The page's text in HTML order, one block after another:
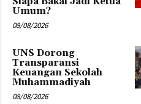
Umum?
08/08/2026
UNS Dorong
Transparansi
Keuangan Sekolah
Muhammadiyah
08/08/2026